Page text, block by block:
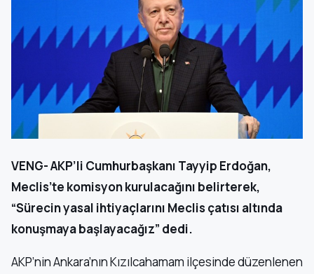
VENG- AKP’li Cumhurbaşkanı Tayyip Erdoğan,
Meclis’te komisyon kurulacağını belirterek,
“Sürecin yasal ihtiyaçlarını Meclis çatısı altında
konuşmaya başlayacağız” dedi.
AKP’nin Ankara’nın Kızılcahamam ilçesinde düzenlenen